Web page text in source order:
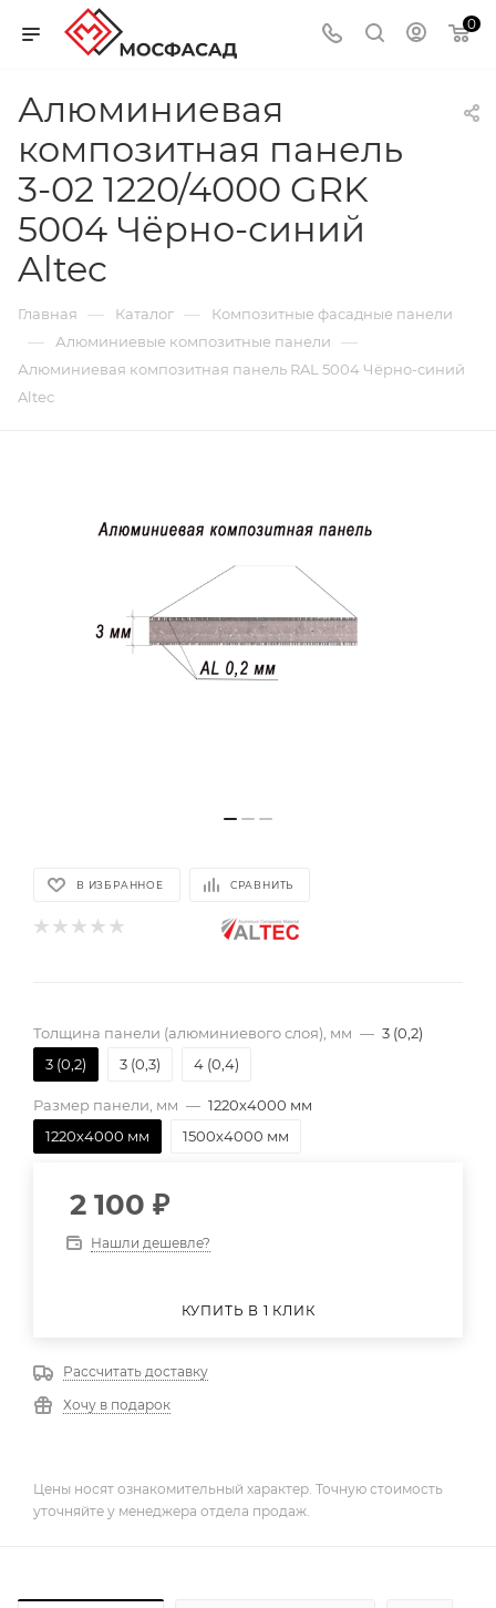
0
Алюминиевая
композитная панель
3-02 1220/4000 GRK
5004 Чёрно-синий
Altec
Главная — Каталог — Композитные фасадные панели
— Алюминиевые композитные панели —
Алюминиевая композитная панель RAL 5004 Чёрно-синий
Altec
В ИЗБРАННОЕ СРАВНИТЬ
Толщина панели (алюминиевого слоя), мм — 3 (0,2)
3 (0,2)
3 (0,3) 4 (0,4)
Размер панели, мм — 1220х4000 мм
1220х4000 мм
1500х4000 мм
2 100 ₽
Нашли дешевле?
КУПИТЬ В 1 КЛИК
Рассчитать доставку
Хочу в подарок
Цены носят ознакомительный характер. Точную стоимость
уточняйте у менеджера отдела продаж.